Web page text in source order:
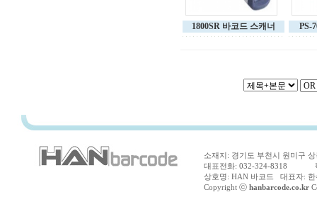
1800SR 바코드 스캐너 PS-
소재지: 경기도 부천시 원미구
대표전화: 032-324-8318 팩
상호명: HAN 바코드 대표자:
Copyright ⓒ hanbarcode.co.kr